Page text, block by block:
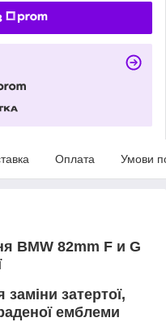
Оплата Умови
BMW 82mm F и G
затертої,
емблеми